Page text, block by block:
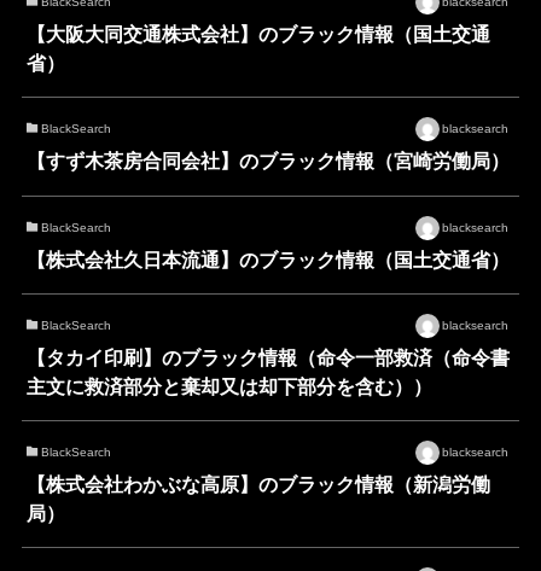
【大阪大同交通株式会社】のブラック情報（国土交通
省）
BlackSearch blacksearch
【すず木茶房合同会社】のブラック情報（宮崎労働局）
BlackSearch blacksearch
【株式会社久日本流通】のブラック情報（国土交通省）
BlackSearch blacksearch
【タカイ印刷】のブラック情報（命令一部救済（命令書
主文に救済部分と棄却又は却下部分を含む））
BlackSearch blacksearch
【株式会社わかぶな高原】のブラック情報（新潟労働
局）